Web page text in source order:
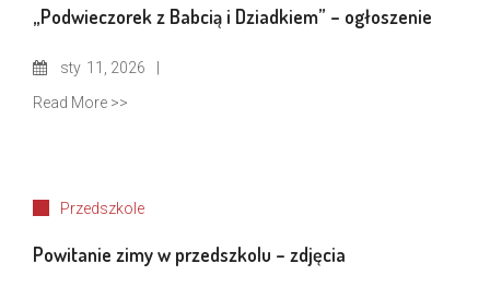
„Podwieczorek z Babcią i Dziadkiem” – ogłoszenie
sty 11, 2026
Read More >>
Przedszkole
Powitanie zimy w przedszkolu – zdjęcia